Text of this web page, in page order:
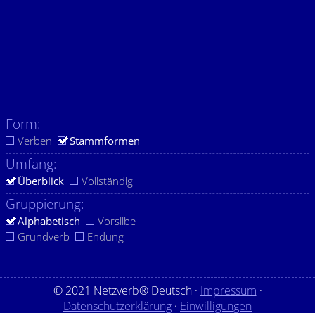
Form:
Verben Stammformen
Umfang:
Überblick Vollständig
Gruppierung:
Alphabetisch
Vorsilbe
Grundverb
Endung
© 2021 Netzverb® Deutsch · Impressum ·
Datenschutzerklärung · Einwilligungen